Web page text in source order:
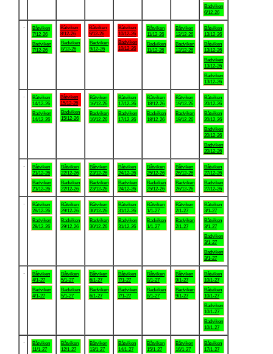
Badviken
6/12-26
Båtviken
7/12-26
Badviken
7/12-26
Båtviken
8/12-26
Badviken
8/12-26
Båtviken
9/12-26
Badviken
9/12-26
Båtviken
10/12-26
Badviken
10/12-26
Båtviken
11/12-26
Badviken
11/12-26
Båtviken
12/12-26
Badviken
12/12-26
Båtviken
13/12-26
Båtviken
13/12-26
Badviken
13/12-26
Badviken
13/12-26
Båtviken
14/12-26
Badviken
14/12-26
Båtviken
15/12-26
Badviken
15/12-26
Båtviken
16/12-26
Badviken
16/12-26
Båtviken
17/12-26
Badviken
17/12-26
Båtviken
18/12-26
Badviken
18/12-26
Båtviken
19/12-26
Badviken
19/12-26
Båtviken
20/12-26
Båtviken
20/12-26
Badviken
20/12-26
Badviken
20/12-26
Båtviken
21/12-26
Badviken
21/12-26
Båtviken
22/12-26
Badviken
22/12-26
Båtviken
23/12-26
Badviken
23/12-26
Båtviken
24/12-26
Badviken
24/12-26
Båtviken
25/12-26
Badviken
25/12-26
Båtviken
26/12-26
Badviken
26/12-26
Båtviken
27/12-26
Badviken
27/12-26
Båtviken
28/12-26
Badviken
28/12-26
Båtviken
29/12-26
Badviken
29/12-26
Båtviken
30/12-26
Badviken
30/12-26
Båtviken
31/12-26
Badviken
31/12-26
Båtviken
1/1-27
Badviken
1/1-27
Båtviken
2/1-27
Badviken
2/1-27
Båtviken
3/1-27
Båtviken
3/1-27
Badviken
3/1-27
Badviken
3/1-27
Båtviken
4/1-27
Badviken
4/1-27
Båtviken
5/1-27
Badviken
5/1-27
Båtviken
6/1-27
Badviken
6/1-27
Båtviken
7/1-27
Badviken
7/1-27
Båtviken
8/1-27
Badviken
8/1-27
Båtviken
9/1-27
Badviken
9/1-27
Båtviken
10/1-27
Båtviken
10/1-27
Badviken
10/1-27
Badviken
10/1-27
Båtviken
11/1-27
Båtviken
12/1-27
Båtviken
13/1-27
Båtviken
14/1-27
Båtviken
15/1-27
Båtviken
16/1-27
Båtviken
17/1-27